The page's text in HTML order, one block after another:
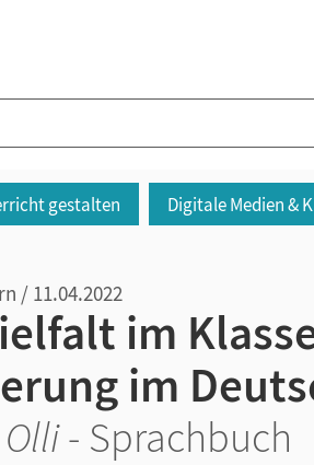
gestalten Digitale Medien &
/ 11.04.2022
im
im
- Sprachbuch